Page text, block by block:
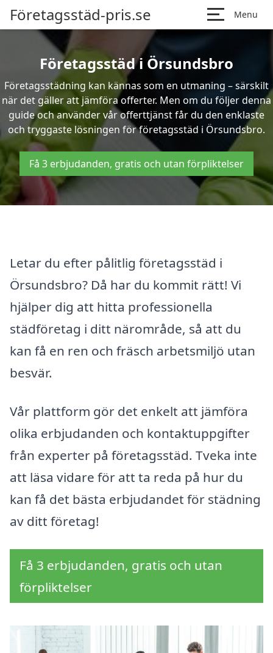
Företagsstäd-pris.se Menu
Företagsstäd i Örsundsbro
Företagsstädning kan kännas som en utmaning – särskilt
när det gäller att jämföra offerter. Men om du följer denna
guide och använder vår offerttjänst får du den enklaste
och tryggaste lösningen för företagsstäd i Örsundsbro.
Få 3 erbjudanden, gratis och utan förpliktelser
Letar du efter pålitlig företagsstäd i
Örsundsbro? Då har du kommit rätt! Vi
hjälper dig att hitta professionella
städföretag i ditt närområde, så att du
kan få en ren och fräsch arbetsmiljö utan
besvär.
Vår plattform gör det enkelt att jämföra
olika erbjudanden och kontaktuppgifter
från experter på företagsstäd. Tveka inte
att läsa vidare för att ta reda på hur du
kan få det bästa erbjudandet för städning
av ditt företag!
Få 3 erbjudanden, gratis och utan
förpliktelser